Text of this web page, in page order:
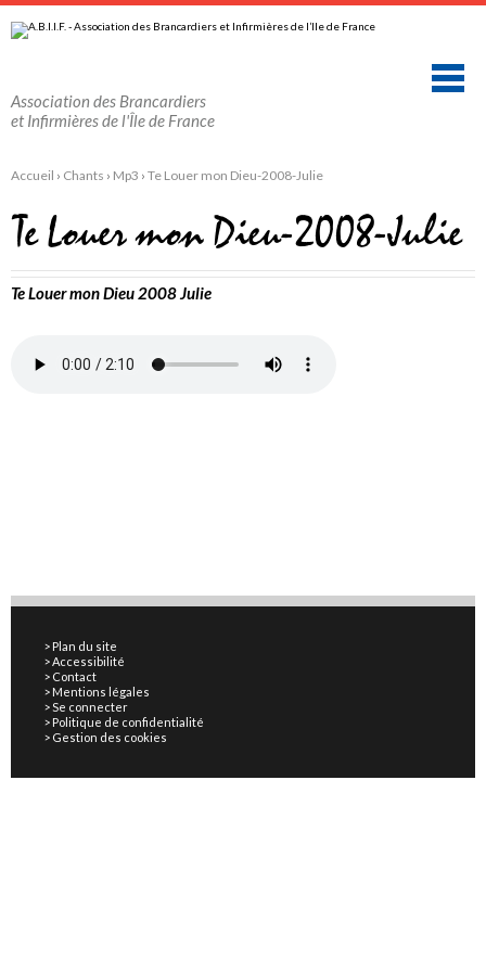
au
contenu.
navigation
personnels
Association des Brancardiers
et Infirmières de l'Île de France
Accueil › Chants › Mp3 › Te Louer mon Dieu-2008-Julie
Te Louer mon Dieu-2008-Julie
Te Louer mon Dieu 2008 Julie
Plan du site
Accessibilité
Contact
Mentions légales
Se connecter
Politique de confidentialité
Gestion des cookies